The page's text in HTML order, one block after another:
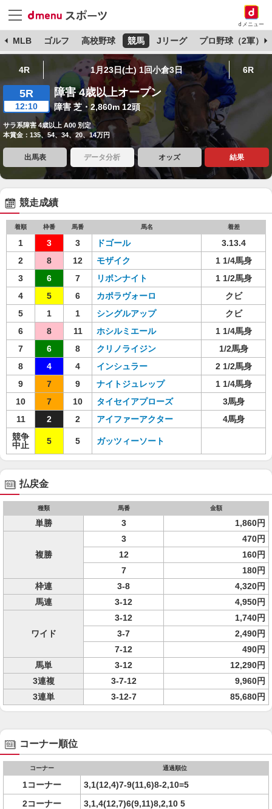
dメニュー
MLB ゴルフ 高校野球 競馬 Jリーグ プロ野球（2軍）
4R 1月23日(土) 1回小倉3日 6R
5R
12:10
障害 4歳以上オープン
障害 芝・2,860m 12頭
サラ系障害 4歳以上 A00 別定
本賞金：135、54、34、20、14万円
出馬表 データ分析 オッズ 結果
競走成績
着順 枠番 馬番 馬名 着差
1 3 3 ドゴール
3.13.4
2
8 12 モザイク
1 1/4馬身
3
6 7 リボンナイト
1 1/2馬身
4
5 6 カポラヴォーロ
クビ
5
1 1 シングルアップ
クビ
6
8 11 ホシルミエール
1 1/4馬身
7
6 8 クリノライジン
1/2馬身
8
4 4 インシュラー
2 1/2馬身
9
7 9 ナイトジュレップ
1 1/4馬身
10
7 10 タイセイアプローズ
3馬身
11
2 2 アイファーアクター
4馬身
競争
中止
5 5 ガッツィーソート
払戻金
種類 馬番 金額
単勝 3 1,860円
複勝
3
470円
12
160円
7
180円
枠連
3-8
4,320円
馬連
3-12 4,950円
ワイド
3-12
1,740円
3-7
2,490円
7-12
490円
馬単
3-12
12,290円
3連複
3-7-12
9,960円
3連単
3-12-7 85,680円
コーナー順位
コーナー 通過順位
1コーナー
3,1(12,4)7-9(11,6)8-2,10=5
2コーナー
3,1,4(12,7)6(9,11)8,2,10 5